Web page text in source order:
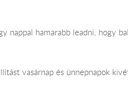
nappal hamarabb leadni, hogy
vasárnap és ünnepnapok